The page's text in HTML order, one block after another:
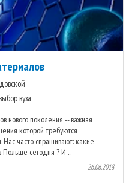
вуза
нового поколения -- важная
которой требуются
часто спрашивают: какие
Польше сегодня ? И ...
26.06.2018